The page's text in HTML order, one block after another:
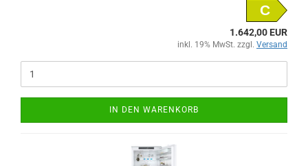
C
1.642,00 EUR
inkl. 19% MwSt. zzgl. Versand
IN DEN WARENKORB